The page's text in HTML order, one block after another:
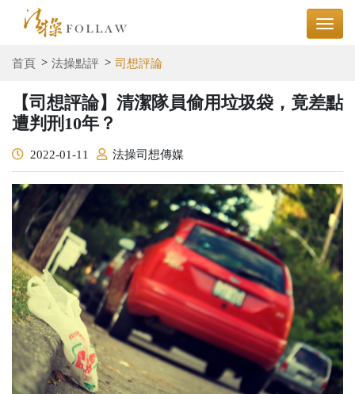
首頁 法操點評 司想評論
【司想評論】清潔隊員偷用垃圾袋，竟差點
遭判刑10年？
2022-01-11 法操司想傳媒